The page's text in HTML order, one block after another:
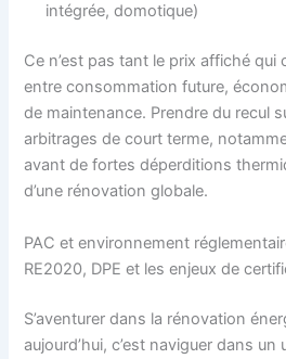
intégrée, domotique)
Ce n’est pas tant le prix affiché
entre consommation future,
de maintenance. Prendre du recul
arbitrages de court terme,
avant de fortes déperditions
d’une rénovation globale.
PAC et environnement
RE2020, DPE et les enjeux de
S’aventurer dans la rénovation
aujourd’hui, c’est naviguer dans